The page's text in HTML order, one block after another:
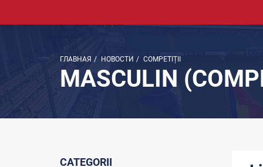
ГЛАВНАЯ / НОВОСТИ / COMPETIȚII
MASCULIN
CATEGORII